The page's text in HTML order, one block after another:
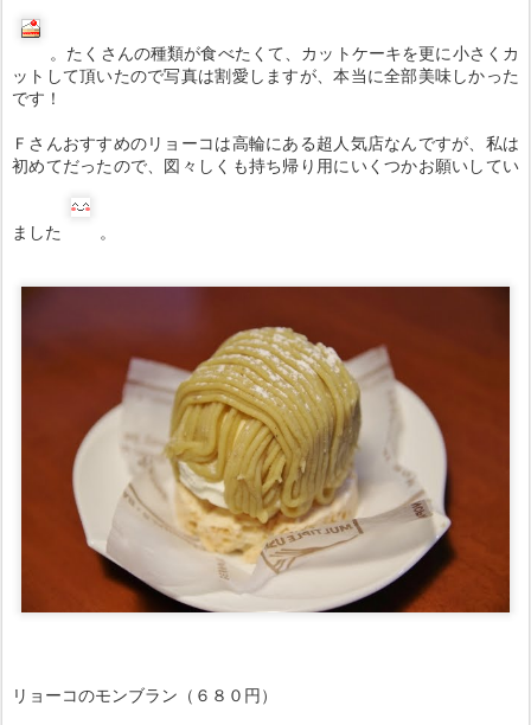
。たくさんの種類が食べたくて、カットケーキを更に小さくカ
ットして頂いたので写真は割愛しますが、本当に全部美味しかった
です！
Ｆさんおすすめのリョーコは高輪にある超人気店なんですが、私は
初めてだったので、図々しくも持ち帰り用にいくつかお願いしてい
ました 。
リョーコのモンブラン（６８０円）